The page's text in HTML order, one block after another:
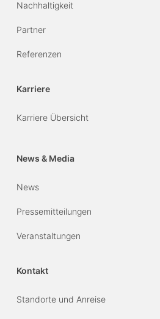
Nachhaltigkeit
Partner
Referenzen
Karriere
Karriere Übersicht
News & Media
News
Pressemitteilungen
Veranstaltungen
Kontakt
Standorte und Anreise